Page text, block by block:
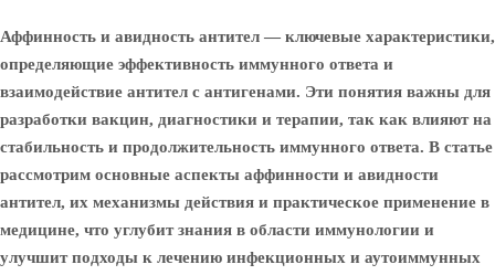
Аффинность и авидность антител — ключевые характеристики,
определяющие эффективность иммунного ответа и
взаимодействие антител с антигенами. Эти понятия важны для
разработки вакцин, диагностики и терапии, так как влияют на
стабильность и продолжительность иммунного ответа. В статье
рассмотрим основные аспекты аффинности и авидности
антител, их механизмы действия и практическое применение в
медицине, что углубит знания в области иммунологии и
улучшит подходы к лечению инфекционных и аутоиммунных